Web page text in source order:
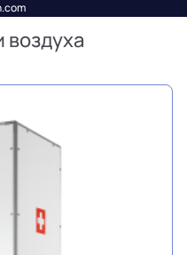
воздуха